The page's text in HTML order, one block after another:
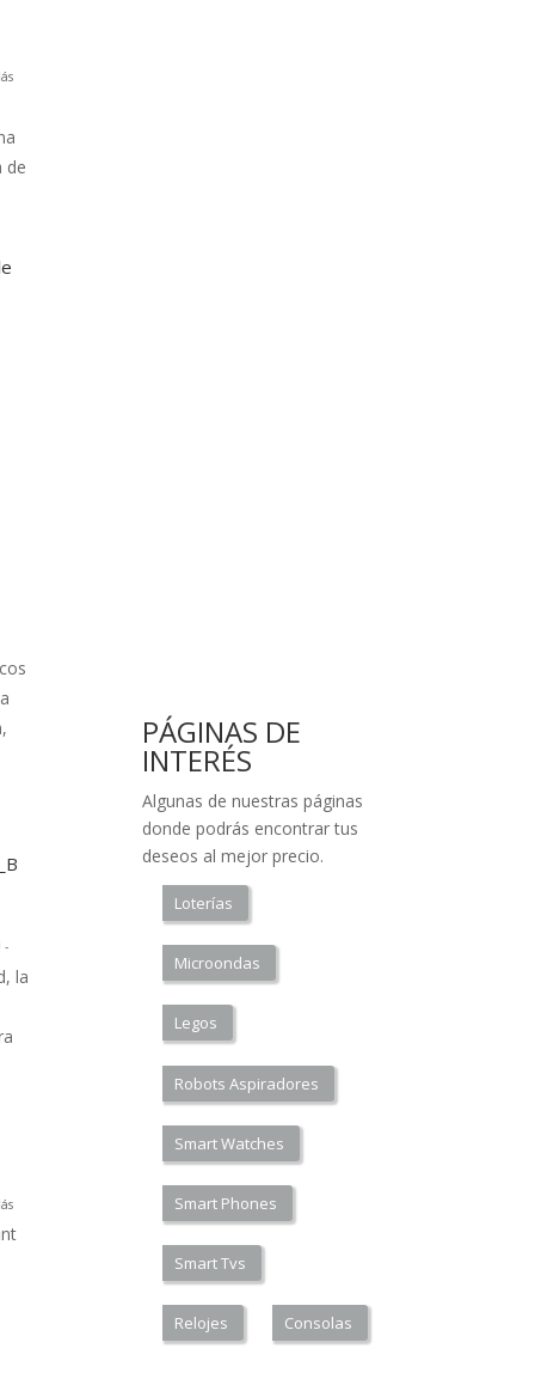
de
-
la
PÁGINAS DE
INTERÉS
Algunas de nuestras páginas
donde podrás encontrar tus
deseos al mejor precio.
Loterías
Microondas
Legos
Robots Aspiradores
Smart Watches
Smart Phones
Smart Tvs
Relojes Consolas